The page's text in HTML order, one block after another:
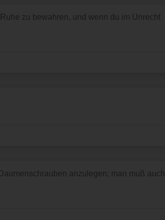
zu bewahren, und wenn du im Unrecht
anzulegen; man muß auch